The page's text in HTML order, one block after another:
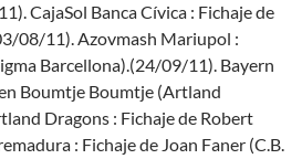
CajaSol Banca Cívica : Fichaje de
08/11). Azovmash Mariupol :
Barcellona).(24/09/11). Bayern
Boumtje Boumtje (Artland
Dragons : Fichaje de Robert
: Fichaje de Joan Faner (C.B.